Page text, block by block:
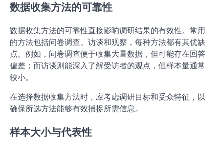
数据收集方法的可靠性
数据收集方法的可靠性直接影响调研结果的有效性。常用
的方法包括问卷调查、访谈和观察，每种方法都有其优缺
点。例如，问卷调查便于收集大量数据，但可能存在回答
偏差；而访谈则能深入了解受访者的观点，但样本量通常
较小。
在选择数据收集方法时，应考虑调研目标和受众特征，以
确保所选方法能够有效捕捉所需信息。
样本大小与代表性